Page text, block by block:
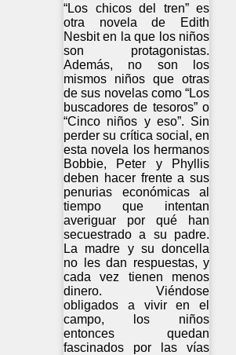
“Los chicos del tren” es
otra novela de Edith
Nesbit en la que los niños
son protagonistas.
Además, no son los
mismos niños que otras
de sus novelas como “Los
buscadores de tesoros” o
“Cinco niños y eso”. Sin
perder su crítica social, en
esta novela los hermanos
Bobbie, Peter y Phyllis
deben hacer frente a sus
penurias económicas al
tiempo que intentan
averiguar por qué han
secuestrado a su padre.
La madre y su doncella
no les dan respuestas, y
cada vez tienen menos
dinero. Viéndose
obligados a vivir en el
campo, los niños
entonces quedan
fascinados por las vías